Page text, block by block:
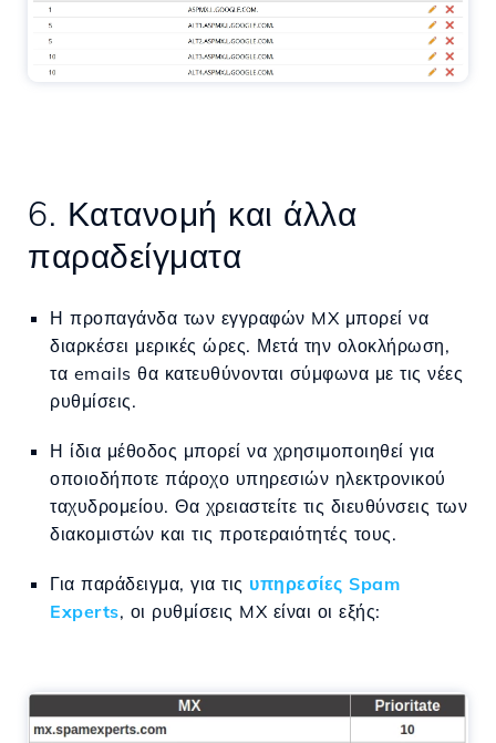
6. Κατανομή και άλλα
παραδείγματα
Η προπαγάνδα των εγγραφών MX μπορεί να
διαρκέσει μερικές ώρες. Μετά την ολοκλήρωση,
τα emails θα κατευθύνονται σύμφωνα με τις νέες
ρυθμίσεις.
Η ίδια μέθοδος μπορεί να χρησιμοποιηθεί για
οποιοδήποτε πάροχο υπηρεσιών ηλεκτρονικού
ταχυδρομείου. Θα χρειαστείτε τις διευθύνσεις των
διακομιστών και τις προτεραιότητές τους.
Για παράδειγμα, για τις υπηρεσίες Spam
Experts, οι ρυθμίσεις MX είναι οι εξής: